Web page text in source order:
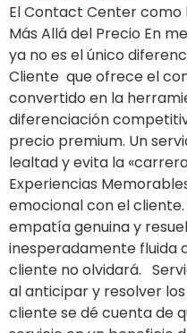
El Contact Center
Más Allá del Precio En
ya no es el único
Cliente que ofrece el
convertido en la
diferenciación
precio premium. Un
lealtad y evita la
Experiencias
emocional con el
empatía genuina y
inesperadamente fluida
cliente no olvidará.
al anticipar y resolver
cliente se dé cuenta de